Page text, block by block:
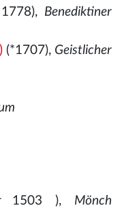
Benediktiner
(*1707), Geistlicher
), Mönch